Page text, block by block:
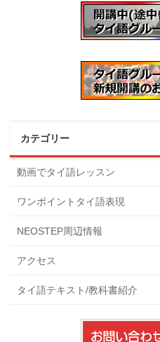
カテゴリー
動画でタイ語レッスン
ワンポイントタイ語表現
NEOSTEP周辺情報
アクセス
タイ語テキスト/教科書紹介